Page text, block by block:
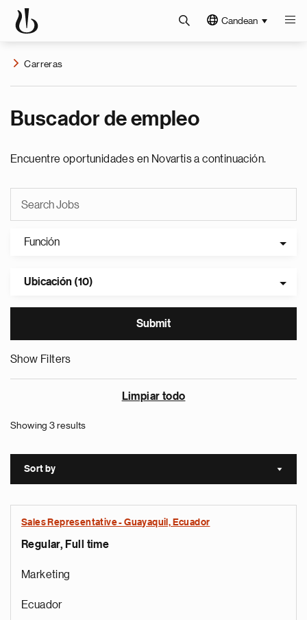
Candean
Carreras
Buscador de empleo
Encuentre oportunidades en Novartis a continuación.
Función
Ubicación (10)
Show Filters
Limpiar todo
Showing 3 results
Sort by Sort
Sales Representative - Guayaquil, Ecuador
Regular, Full time
Marketing
Ecuador